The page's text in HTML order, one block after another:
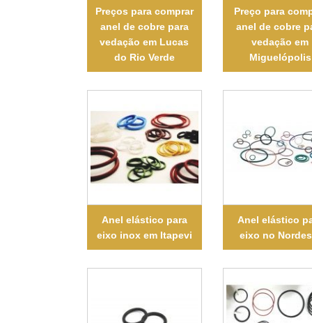
Preços para comprar
anel de cobre para
vedação em Lucas
do Rio Verde
Preço para
anel de cobre
vedação em
Miguelópolis
Anel elástico para
eixo inox em Itapevi
Anel elástico
eixo no